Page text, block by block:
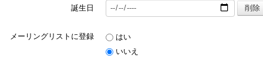
誕生日
メーリングリストに登録
はい
いいえ